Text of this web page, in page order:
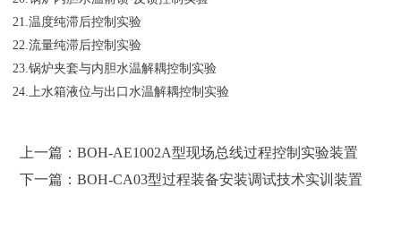
21.温度纯滞后控制实验
22.流量纯滞后控制实验
23.锅炉夹套与内胆水温解耦控制实验
24.上水箱液位与出口水温解耦控制实验
上一篇：BOH-AE1002A型现场总线过程控制实验装置
下一篇：BOH-CA03型过程装备安装调试技术实训装置